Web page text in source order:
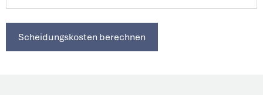
Scheidungskosten berechnen